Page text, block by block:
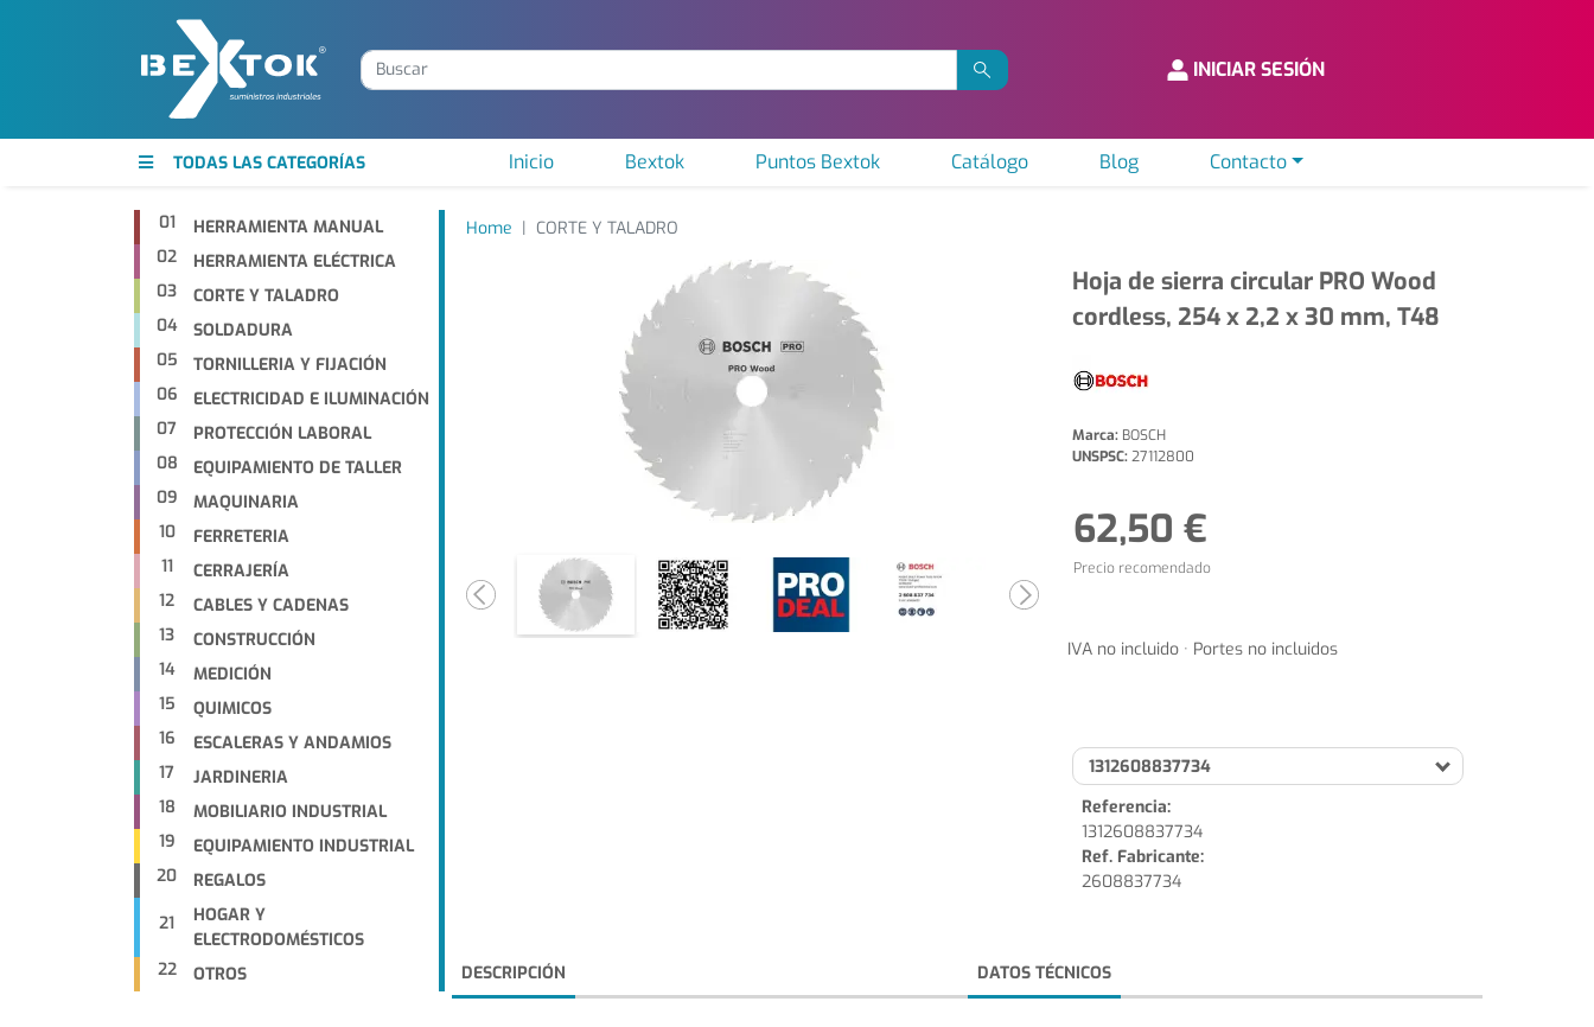
INICIAR SESIÓN
TODAS LAS CATEGORÍAS Inicio Bextok Puntos Bextok Catálogo Blog Contacto
01
HERRAMIENTA MANUAL
02
HERRAMIENTA ELÉCTRICA
03
CORTE Y TALADRO
04
SOLDADURA
05
TORNILLERIA Y FIJACIÓN
06
ELECTRICIDAD E ILUMINACIÓN
07
PROTECCIÓN LABORAL
08
EQUIPAMIENTO DE TALLER
09
MAQUINARIA
10
FERRETERIA
11
CERRAJERÍA
12
CABLES Y CADENAS
13
CONSTRUCCIÓN
14
MEDICIÓN
15
QUIMICOS
16
ESCALERAS Y ANDAMIOS
17
JARDINERIA
18
MOBILIARIO INDUSTRIAL
19
EQUIPAMIENTO INDUSTRIAL
20
REGALOS
21
HOGAR Y
ELECTRODOMÉSTICOS
22
OTROS
Home CORTE Y TALADRO
Hoja de sierra circular PRO Wood
cordless, 254 x 2,2 x 30 mm, T48
Marca:BOSCH
UNSPSC:27112800
62,50 €
Precio recomendado
IVA no incluido · Portes no incluidos
1312608837734
Referencia:
1312608837734
Ref. Fabricante:
2608837734
DESCRIPCIÓN DATOS TÉCNICOS